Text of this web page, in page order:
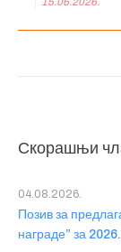
Скорашњи
Позив за
награде” за
04.08.2026.